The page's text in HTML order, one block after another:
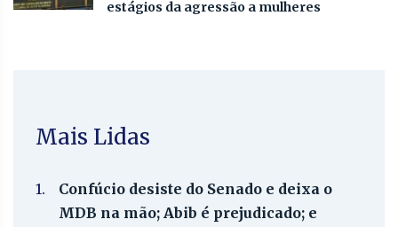
estágios da agressão a mulheres
Mais Lidas
1.
Confúcio desiste do Senado e deixa o
MDB na mão; Abib é prejudicado; e